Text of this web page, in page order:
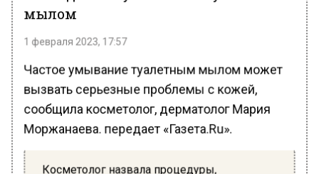
мылом
1 февраля 2023, 17:57
Частое умывание туалетным мылом может
вызвать серьезные проблемы с кожей,
сообщила косметолог, дерматолог Мария
Моржанаева. передает «Газета.Ru».
Косметолог назвала процедуры,